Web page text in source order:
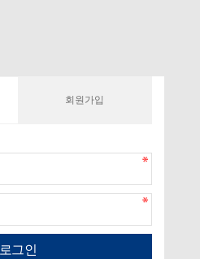
회원가입
로그인